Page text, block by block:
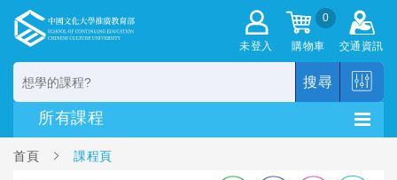
未登入
0
購物車 交通資訊
搜尋
首頁 課程頁